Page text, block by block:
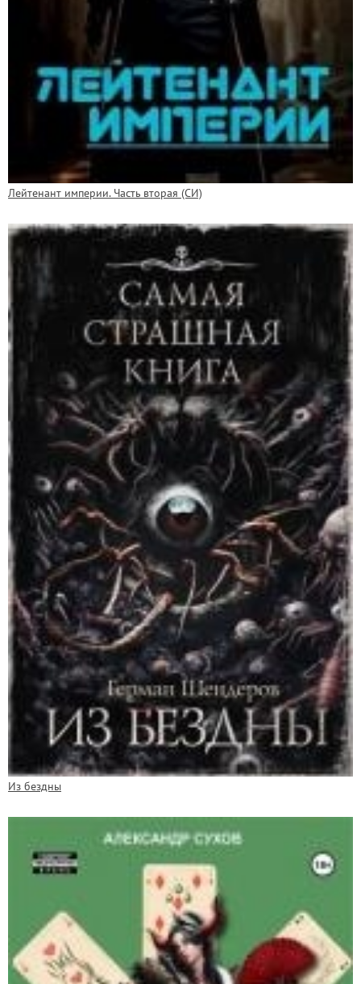
Лейтенант империи. Часть вторая (СИ)
Из бездны